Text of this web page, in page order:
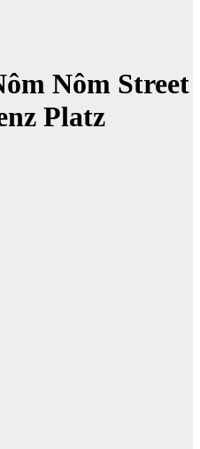
Nôm Street
Platz